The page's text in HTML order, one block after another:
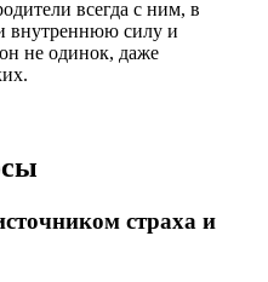
всегда с ним, в
внутреннюю силу и
не одинок, даже
страха и